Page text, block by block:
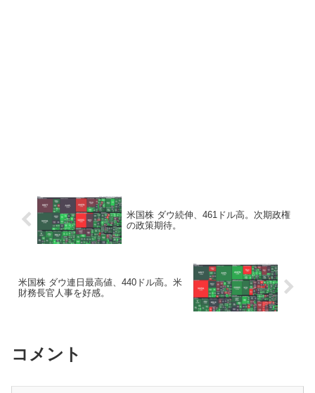
米国株 ダウ続伸、461ドル高。次期政権
の政策期待。
米国株 ダウ連日最高値、440ドル高。米
財務長官人事を好感。
コメント